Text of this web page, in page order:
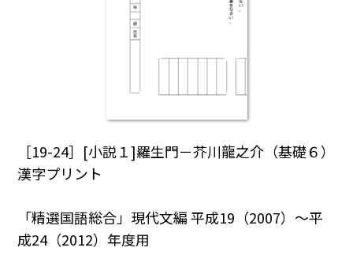
［19-24］[小説１]羅生門－芥川龍之介（基礎６）
漢字プリント
「精選国語総合」現代文編 平成19（2007）～平
成24（2012）年度用